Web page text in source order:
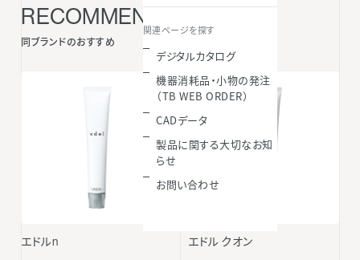
関連ページを探す
デジタルカタログ
機器消耗品・小物の発注
（TB WEB ORDER）
CADデータ
製品に関する大切なお知
らせ
お問い合わせ
RECOMMENDED ITEMS
同ブランドのおすすめ
エドルn エドル クオン